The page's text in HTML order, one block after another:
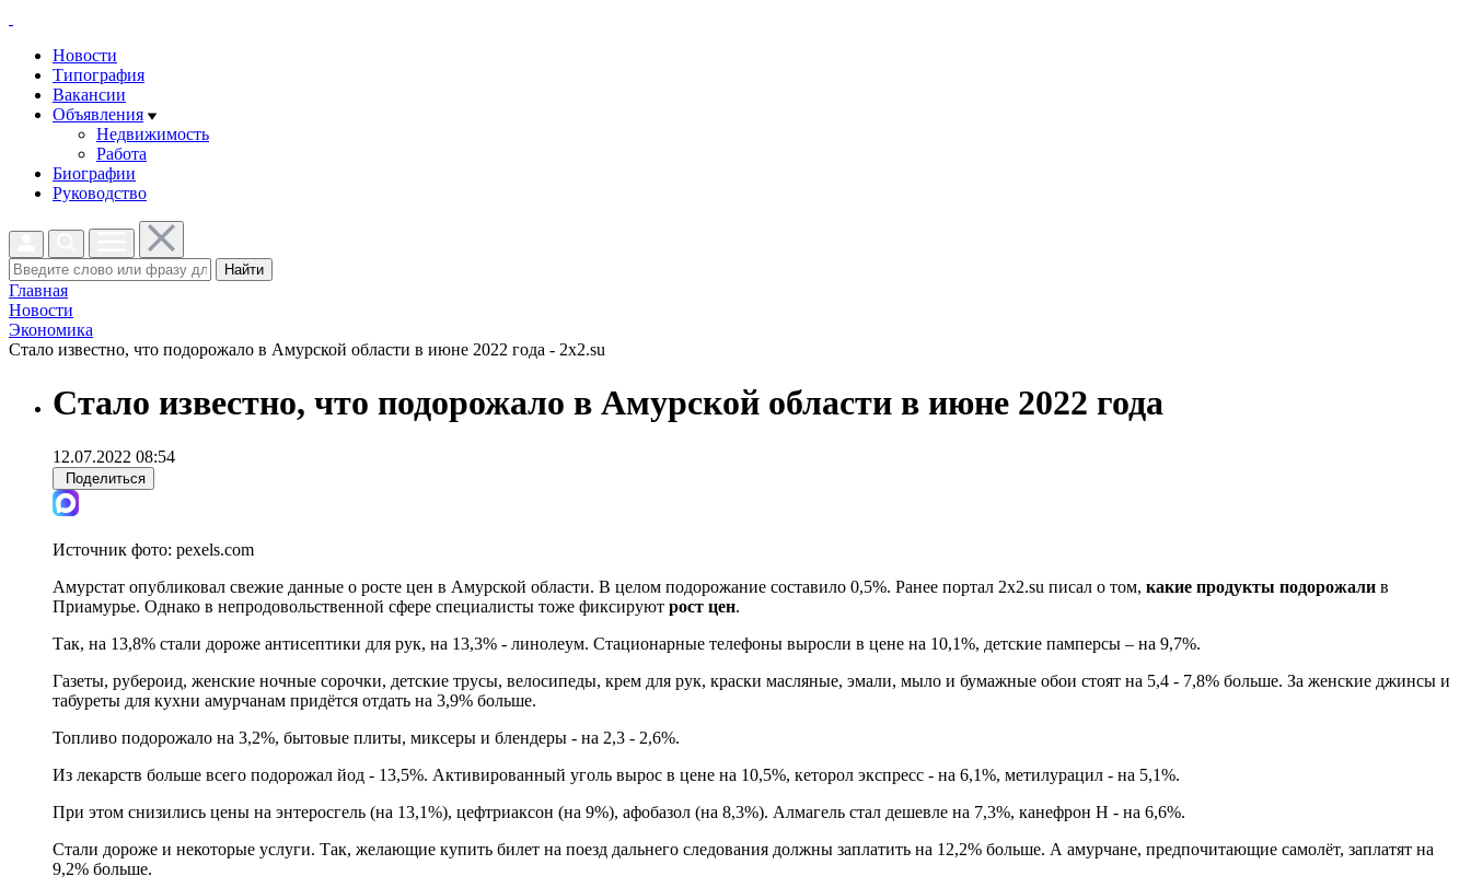
Новости
Типография
Вакансии
Объявления
Недвижимость
Работа
Биографии
Руководство
Найти
Главная
Новости
Экономика
Стало известно, что подорожало в Амурской области в июне 2022 года - 2x2.su
Стало известно, что подорожало в Амурской области в июне 2022 года
12.07.2022 08:54
Поделиться
Источник фото: pexels.com
Амурстат опубликовал свежие данные о росте цен в Амурской области. В целом подорожание составило 0,5%. Ранее портал 2x2.su писал о том, какие продукты подорожали в
Приамурье. Однако в непродовольственной сфере специалисты тоже фиксируют рост цен.
Так, на 13,8% стали дороже антисептики для рук, на 13,3% - линолеум. Стационарные телефоны выросли в цене на 10,1%, детские памперсы – на 9,7%.
Газеты, рубероид, женские ночные сорочки, детские трусы, велосипеды, крем для рук, краски масляные, эмали, мыло и бумажные обои стоят на 5,4 - 7,8% больше. За женские джинсы и
табуреты для кухни амурчанам придётся отдать на 3,9% больше.
Топливо подорожало на 3,2%, бытовые плиты, миксеры и блендеры - на 2,3 - 2,6%.
Из лекарств больше всего подорожал йод - 13,5%. Активированный уголь вырос в цене на 10,5%, кеторол экспресс - на 6,1%, метилурацил - на 5,1%.
При этом снизились цены на энтеросгель (на 13,1%), цефтриаксон (на 9%), афобазол (на 8,3%). Алмагель стал дешевле на 7,3%, канефрон Н - на 6,6%.
Стали дороже и некоторые услуги. Так, желающие купить билет на поезд дальнего следования должны заплатить на 12,2% больше. А амурчане, предпочитающие самолёт, заплатят на
9,2% больше.